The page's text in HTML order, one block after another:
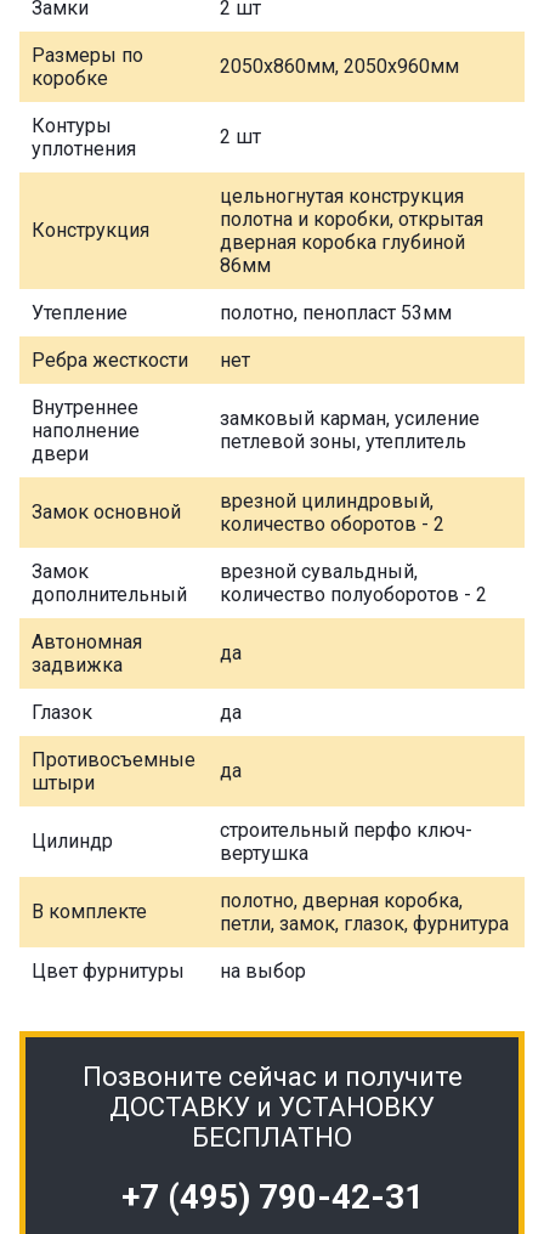
Замки 2 шт
Размеры по
коробке
2050х860мм, 2050х960мм
Контуры
уплотнения
2 шт
Конструкция
цельногнутая конструкция
полотна и коробки, открытая
дверная коробка глубиной
86мм
Утепление полотно, пенопласт 53мм
Ребра жесткости нет
Внутреннее
наполнение
двери
замковый карман, усиление
петлевой зоны, утеплитель
Замок основной
врезной цилиндровый,
количество оборотов - 2
Замок
дополнительный
врезной сувальдный,
количество полуоборотов - 2
Автономная
задвижка
да
Глазок да
Противосъемные
штыри
да
Цилиндр
строительный перфо ключ-
вертушка
В комплекте
полотно, дверная коробка,
петли, замок, глазок, фурнитура
Цвет фурнитуры на выбор
Позвоните сейчас и получите
ДОСТАВКУ и УСТАНОВКУ
БЕСПЛАТНО
+7 (495) 790-42-31